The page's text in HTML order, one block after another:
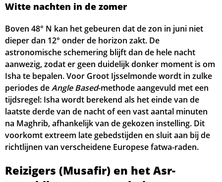
Witte nachten in de zomer
Boven 48° N kan het gebeuren dat de zon in juni niet
dieper dan 12° onder de horizon zakt. De
astronomische schemering blijft dan de hele nacht
aanwezig, zodat er geen duidelijk donker moment is om
Isha te bepalen. Voor Groot Ijsselmonde wordt in zulke
periodes deAngle Based-methode aangevuld met een
tijdsregel: Isha wordt berekend als het einde van de
laatste derde van de nacht of een vast aantal minuten
na Maghrib, afhankelijk van de gekozen instelling. Dit
voorkomt extreem late gebedstijden en sluit aan bij de
richtlijnen van verscheidene Europese fatwa-raden.
Reizigers (Musafir) en het Asr-